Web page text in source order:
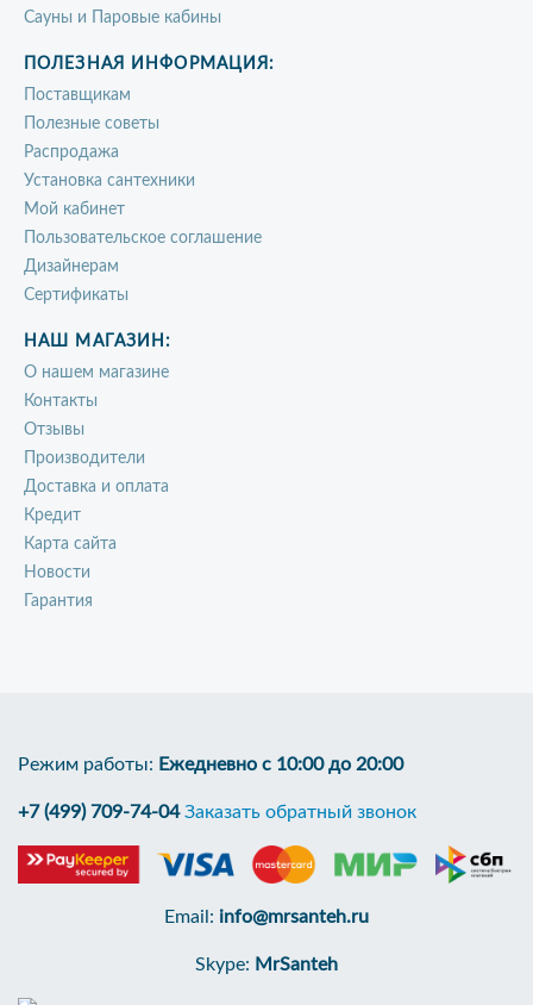
Сауны и Паровые кабины
ПОЛЕЗНАЯ ИНФОРМАЦИЯ:
Поставщикам
Полезные советы
Распродажа
Установка сантехники
Мой кабинет
Пользовательское соглашение
Дизайнерам
Сертификаты
НАШ МАГАЗИН:
О нашем магазине
Контакты
Отзывы
Производители
Доставка и оплата
Кредит
Карта сайта
Новости
Гарантия
Режим работы: Ежедневно с 10:00 до 20:00
+7 (499) 709-74-04 Заказать обратный звонок
Email: info@mrsanteh.ru
Skype: MrSanteh